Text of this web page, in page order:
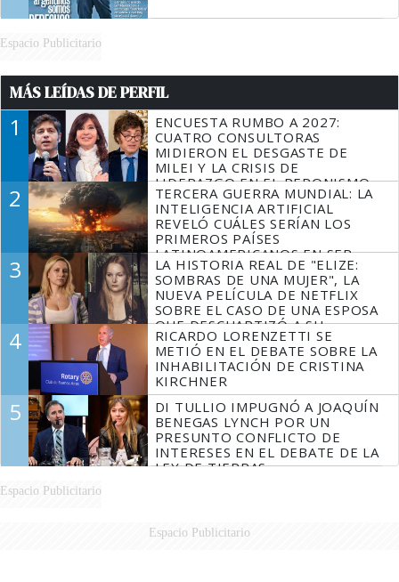
Espacio Publicitario
MÁS LEÍDAS DE PERFIL
1
ENCUESTA RUMBO A 2027:
CUATRO CONSULTORAS
MIDIERON EL DESGASTE DE
MILEI Y LA CRISIS DE
LIDERAZGO EN EL PERONISMO
2
TERCERA GUERRA MUNDIAL: LA
INTELIGENCIA ARTIFICIAL
REVELÓ CUÁLES SERÍAN LOS
PRIMEROS PAÍSES
LATINOAMERICANOS EN SER
DERROTADOS
3
LA HISTORIA REAL DE "ELIZE:
SOMBRAS DE UNA MUJER", LA
NUEVA PELÍCULA DE NETFLIX
SOBRE EL CASO DE UNA ESPOSA
QUE DESCUARTIZÓ A SU
MARIDO
4
RICARDO LORENZETTI SE
METIÓ EN EL DEBATE SOBRE LA
INHABILITACIÓN DE CRISTINA
KIRCHNER
5
DI TULLIO IMPUGNÓ A JOAQUÍN
BENEGAS LYNCH POR UN
PRESUNTO CONFLICTO DE
INTERESES EN EL DEBATE DE LA
LEY DE TIERRAS
Espacio Publicitario
Espacio Publicitario